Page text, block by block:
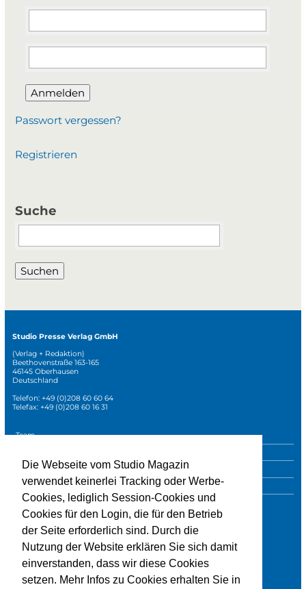
Die Webseite vom Studio Magazin
verwendet keinerlei Tracking oder Werbe-
Cookies, lediglich Session-Cookies und
Cookies für den Login, die für den Betrieb
der Seite erforderlich sind. Durch die
Nutzung der Website erklären Sie sich damit
einverstanden, dass wir diese Cookies
setzen. Mehr Infos zu Cookies erhalten Sie in
Anmelden
Passwort vergessen?
Registrieren
Suche
Suchbegriffe
Suchen
Studio Presse Verlag GmbH
(Verlag + Redaktion)
Beethovenstraße 163-165
46145 Oberhausen
Deutschland
Telefon: +49 (0)208 60 60 64
Telefax: +49 (0)208 60 16 31
Navigation
Team
Sonderpublikationen
Impressum
Datenschutz
» zur Studio-Website